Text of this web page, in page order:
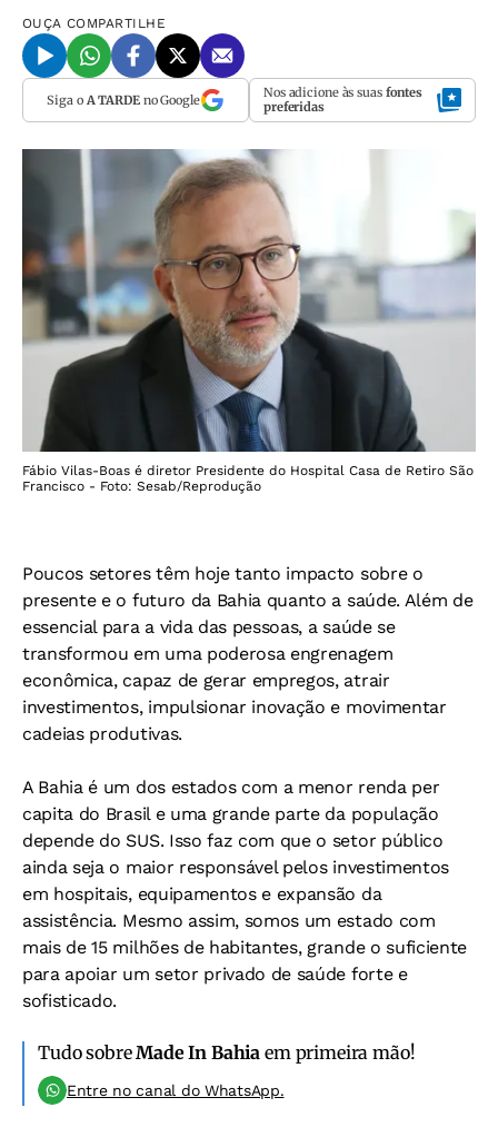
OUÇA COMPARTILHE
Siga o A TARDEno Google Nos adicione às suas fontes
preferidas
Fábio Vilas-Boas é diretor Presidente do Hospital Casa de Retiro São
Francisco - Foto: Sesab/Reprodução
Poucos setores têm hoje tanto impacto sobre o
presente e o futuro da Bahia quanto a saúde. Além de
essencial para a vida das pessoas, a saúde se
transformou em uma poderosa engrenagem
econômica, capaz de gerar empregos, atrair
investimentos, impulsionar inovação e movimentar
cadeias produtivas.
A Bahia é um dos estados com a menor renda per
capita do Brasil e uma grande parte da população
depende do SUS. Isso faz com que o setor público
ainda seja o maior responsável pelos investimentos
em hospitais, equipamentos e expansão da
assistência. Mesmo assim, somos um estado com
mais de 15 milhões de habitantes, grande o suficiente
para apoiar um setor privado de saúde forte e
sofisticado.
Tudo sobreMade In Bahia em primeira mão!
Entre no canal do WhatsApp.